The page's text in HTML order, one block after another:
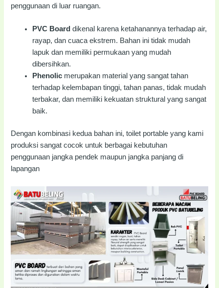
penggunaan di luar ruangan.
PVC Board dikenal karena ketahanannya terhadap air,
rayap, dan cuaca ekstrem. Bahan ini tidak mudah
lapuk dan memiliki permukaan yang mudah
dibersihkan.
Phenolic merupakan material yang sangat tahan
terhadap kelembapan tinggi, tahan panas, tidak mudah
terbakar, dan memiliki kekuatan struktural yang sangat
baik.
Dengan kombinasi kedua bahan ini, toilet portable yang kami
produksi sangat cocok untuk berbagai kebutuhan
penggunaan jangka pendek maupun jangka panjang di
lapangan